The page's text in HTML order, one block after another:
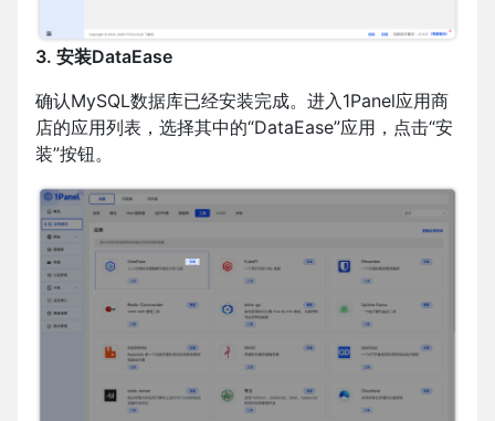
3. 安装DataEase
确认MySQL数据库已经安装完成。进入1Panel应用商
店的应用列表，选择其中的“DataEase”应用，点击“安
装”按钮。